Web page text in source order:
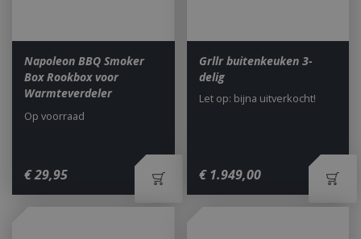
Napoleon BBQ Smoker
Box Rookbox voor
Warmteverdeler
€29,95
Op voorraad
Grllr buitenkeuken 3-
delig
€ 1.949,00
Let op: bijna uitverkocht!